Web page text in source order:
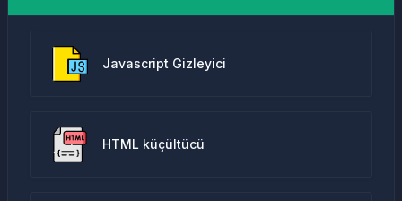
Javascript Gizleyici
HTML küçültücü